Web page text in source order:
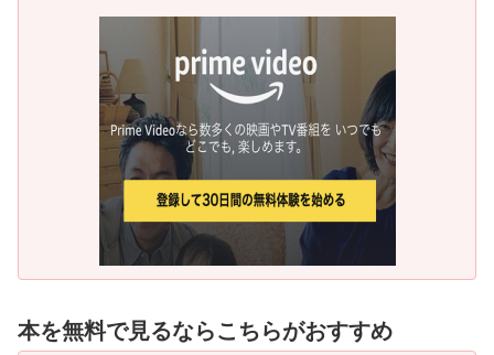
本を無料で見るならこちらがおすすめ